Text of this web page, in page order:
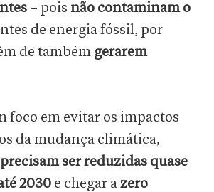
– pois não contaminam o
de energia fóssil, por
de também gerarem
foco em evitar os impactos
da mudança climática,
ser reduzidas quase
2030 e chegar azero